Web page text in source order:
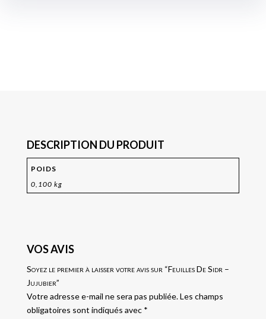
DESCRIPTION DU PRODUIT
POIDS
0,100 kg
VOS AVIS
Soyez le premier à laisser votre avis sur “Feuilles De Sidr –
Jujubier”
Votre adresse e-mail ne sera pas publiée.Les champs
obligatoires sont indiqués avec *